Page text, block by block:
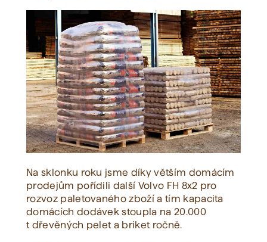
Na sklonku roku jsme díky větším domácím
prodejům pořídili další Volvo FH 8x2 pro
rozvoz paletovaného zboží a tím kapacita
domácích dodávek stoupla na 20.000
t dřevěných pelet a briket ročně.